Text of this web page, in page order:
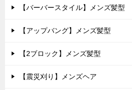
【バーバースタイル】メンズ髪型
【アップバング】メンズ髪型
【2ブロック】メンズ髪型
【震災刈り】メンズヘア